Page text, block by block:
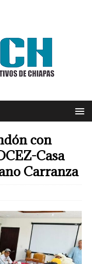
con
Casa
Carranza